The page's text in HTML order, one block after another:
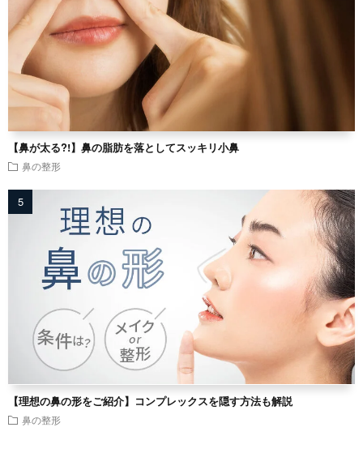
【鼻が太る?!】鼻の脂肪を落としてスッキリ小鼻
鼻の整形
【理想の鼻の形をご紹介】コンプレックスを隠す方法も解説
鼻の整形